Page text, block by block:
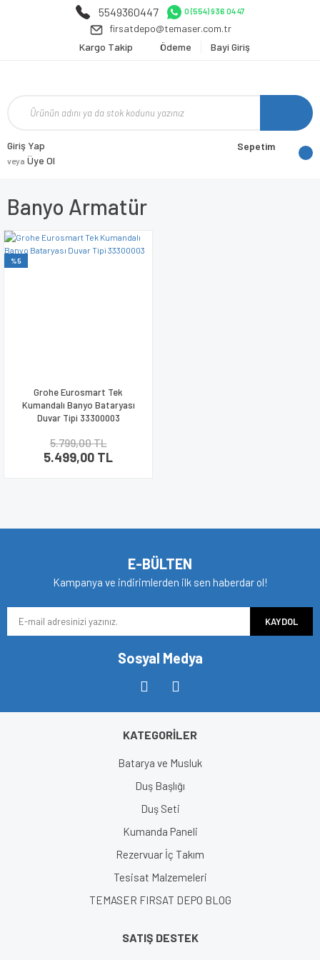
5549360447 0 (554) 936 04 47
firsatdepo@temaser.com.tr
Kargo Takip
Ödeme Bayi Giriş
Giriş Yap
veya Üye Ol
Sepetim
Banyo Armatür
%5
Grohe Eurosmart Tek
Kumandalı Banyo Bataryası
Duvar Tipi 33300003
5.799,00 TL
5.499,00 TL
E-BÜLTEN
Kampanya ve indirimlerden ilk sen haberdar ol!
KAYDOL
Sosyal Medya
KATEGORİLER
Batarya ve Musluk
Duş Başlığı
Duş Seti
Kumanda Paneli
Rezervuar İç Takım
Tesisat Malzemeleri
TEMASER FIRSAT DEPO BLOG
SATIŞ DESTEK